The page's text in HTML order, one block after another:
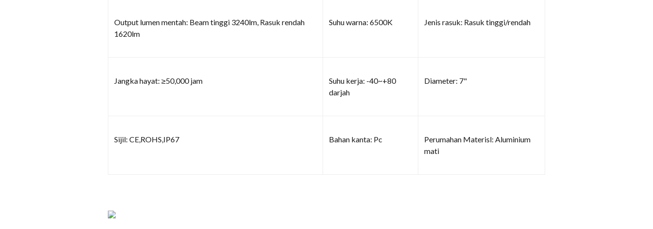
Output lumen mentah: Beam tinggi 3240lm, Rasuk rendah
1620lm
Suhu warna: 6500K Jenis rasuk: Rasuk tinggi/rendah
Jangka hayat: ≥50,000 jam
Suhu kerja: -40~+80
darjah
Diameter: 7"
Sijil: CE,ROHS,IP67 Bahan kanta: Pc
Perumahan Materisl: Aluminium
mati